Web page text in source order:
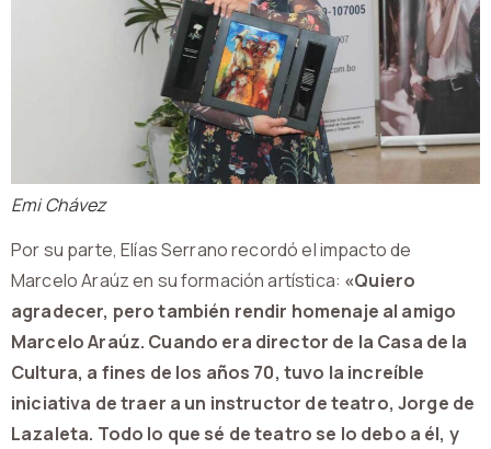
Emi Chávez
Por su parte, Elías Serrano recordó el impacto de
Marcelo Araúz en su formación artística: «Quiero
agradecer, pero también rendir homenaje al amigo
Marcelo Araúz. Cuando era director de la Casa de la
Cultura, a fines de los años 70, tuvo la increíble
iniciativa de traer a un instructor de teatro, Jorge de
Lazaleta. Todo lo que sé de teatro se lo debo a él, y